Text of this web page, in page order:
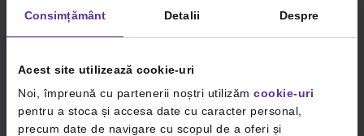
Consimțământ Detalii Despre
Acest site utilizează cookie-uri
Noi, împreună cu partenerii noștri utilizăm cookie-uri
pentru a stoca și accesa date cu caracter personal,
precum date de navigare cu scopul de a oferi și